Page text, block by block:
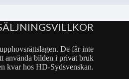
De får inte
använda bilden i privat bruk
kvar hos HD-Sydsvenskan.